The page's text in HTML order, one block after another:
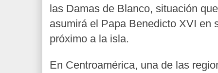
las Damas de Blanco, situación
asumirá el Papa Benedicto XVI en
próximo a la isla.
En Centroamérica, una de las